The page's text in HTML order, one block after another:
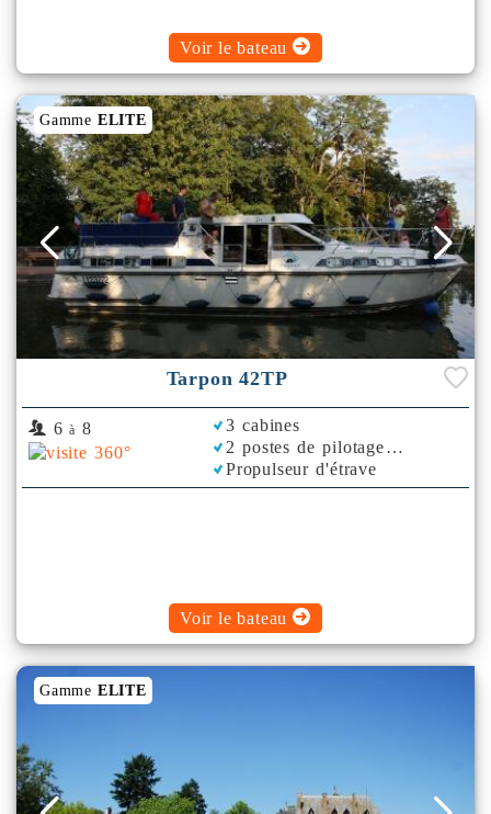
Voir le bateau
Gamme ELITE
Tarpon 42TP
6 à 8
3 cabines
2 postes de pilotage
Propulseur d'étrave
Climatisation
Voir le bateau
Gamme ELITE